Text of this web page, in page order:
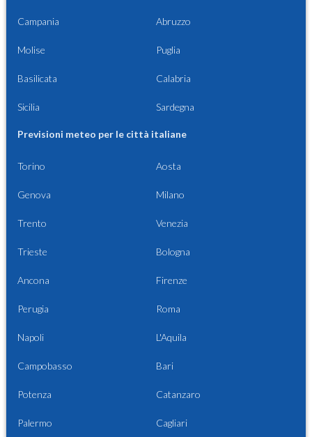
Campania Abruzzo
Molise Puglia
Basilicata Calabria
Sicilia Sardegna
Previsioni meteo per le città italiane
Torino Aosta
Genova Milano
Trento Venezia
Trieste Bologna
Ancona Firenze
Perugia Roma
Napoli L'Aquila
Campobasso Bari
Potenza Catanzaro
Palermo Cagliari